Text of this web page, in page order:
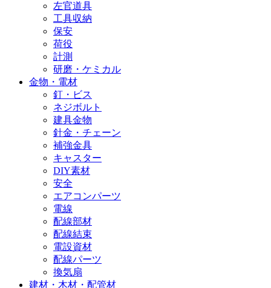
左官道具
工具収納
保安
荷役
計測
研磨・ケミカル
金物・電材
釘・ビス
ネジボルト
建具金物
針金・チェーン
補強金具
キャスター
DIY素材
安全
エアコンパーツ
電線
配線部材
配線結束
電設資材
配線パーツ
換気扇
建材・木材・配管材